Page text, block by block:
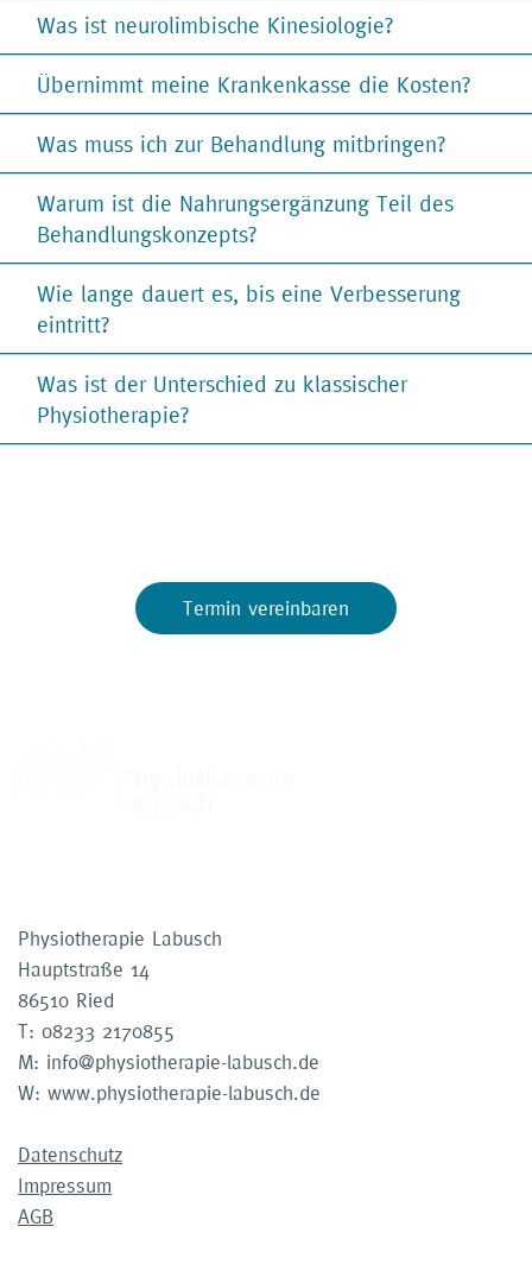
Was ist neurolimbische Kinesiologie?
Übernimmt meine Krankenkasse die Kosten?
Was muss ich zur Behandlung mitbringen?
Warum ist die Nahrungsergänzung Teil des
Behandlungskonzepts?
Wie lange dauert es, bis eine Verbesserung
eintritt?
Was ist der Unterschied zu klassischer
Physiotherapie?
Termin vereinbaren
Physiotherapie Labusch
Hauptstraße 14
86510 Ried
T: 08233 2170855
M: info@physiotherapie-labusch.de
W: www.physiotherapie-labusch.de
Datenschutz
Impressum
AGB